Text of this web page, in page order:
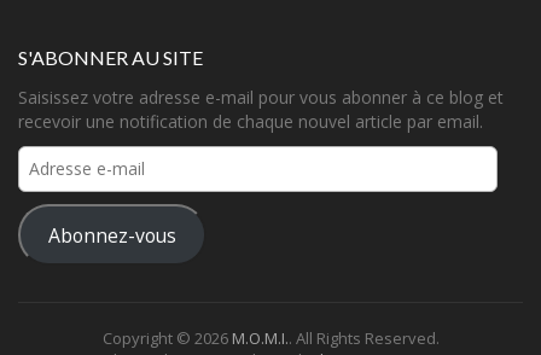
S'ABONNER AU SITE
Saisissez votre adresse e-mail pour vous abonner à ce blog et
recevoir une notification de chaque nouvel article par email.
Adresse
e-
mail
Abonnez-vous
Copyright © 2026 M.O.M.I.. All Rights Reserved.